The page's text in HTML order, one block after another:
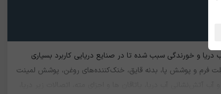
و خورندگی سبب شده تا در صنایع دریایی کاربرد بسیاری
فرم و پوشش پا، بدنه قایق، خنک‌کننده‌های روغن، پوشش لمینت